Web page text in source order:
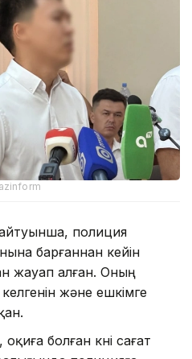
полиция
барғаннан кейін
жауап алған. Оның
және ешкімге
болған күні сағат